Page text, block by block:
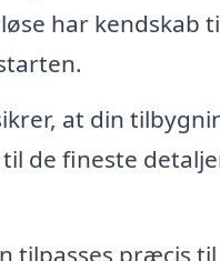
har kendskab
at din
de fineste
tilpasses præcis